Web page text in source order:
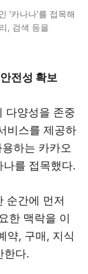
'카나나'를 접목해
, 검색 등을
전성 확보
다양성을 존중
비스를 제공하
하는 카카오
를 접목했다.
순간에 먼저
한 맥락을 이
약, 구매, 지식
한다.